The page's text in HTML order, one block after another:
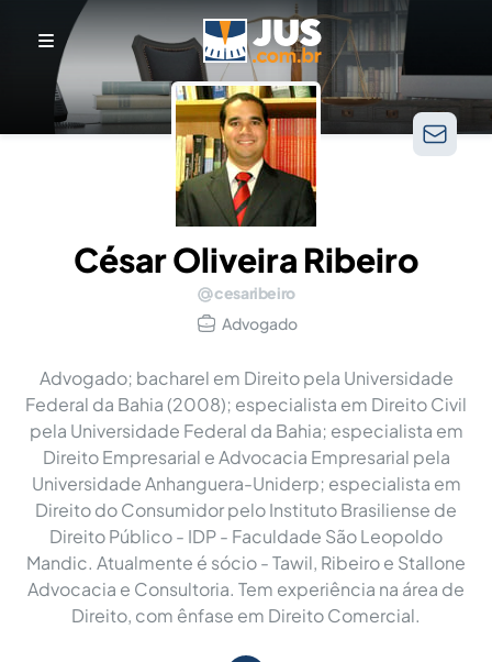
César Oliveira Ribeiro
cesaribeiro
Advogado
Advogado; bacharel em Direito pela Universidade
Federal da Bahia (2008); especialista em Direito Civil
pela Universidade Federal da Bahia; especialista em
Direito Empresarial e Advocacia Empresarial pela
Universidade Anhanguera-Uniderp; especialista em
Direito do Consumidor pelo Instituto Brasiliense de
Direito Público - IDP - Faculdade São Leopoldo
Mandic. Atualmente é sócio - Tawil, Ribeiro e Stallone
Advocacia e Consultoria. Tem experiência na área de
Direito, com ênfase em Direito Comercial.